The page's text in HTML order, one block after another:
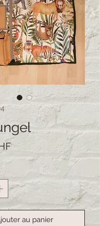
Prix
au panier